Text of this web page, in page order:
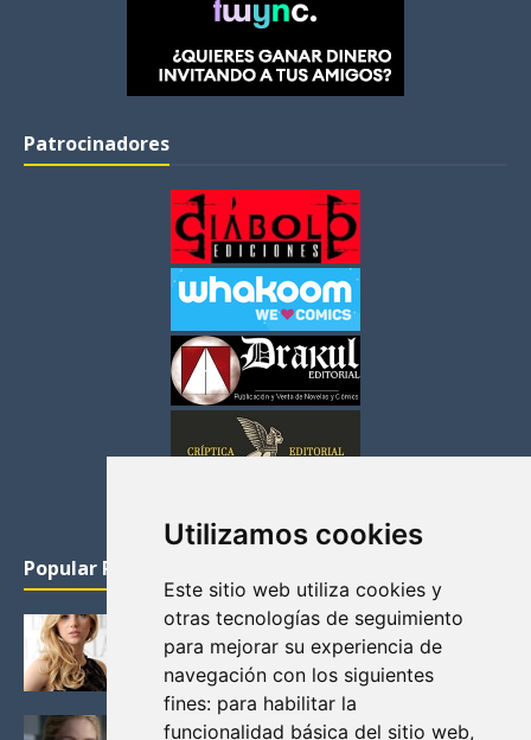
Utilizamos cookies
Este sitio web utiliza cookies y
otras tecnologías de seguimiento
para mejorar su experiencia de
navegación con los siguientes
fines: para habilitar la
funcionalidad básica del sitio web,
Patrocinadores
Popular Posts
KATHERYN WINNICK: LA ACTRIZ MAS GUAPA DE
VIKINGOS
Junio 14, 2013
FELICITY (EMILY BETT RICKARDS), LAS FOTOS